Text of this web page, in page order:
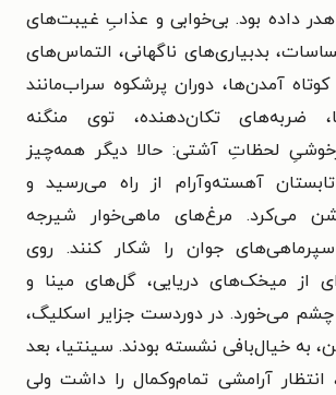
داده بود. بی‌خوابی و عذابِ غیبت‌های
بدبیاری‌های ناگهانی، التماس‌های
کوتاه آمدن‌ها، دوران پرشکوه سراب‌مانند
ضربه‌های تکان‌دهنده، توی منگنه
لحظاتِ آشتی: حالا دیگر همه‌چیز
آهسته‌وآرام از راه می‌رسید و
می‌کرد. مرغ‌های ماهی‌خوار شیرجه
جوان را شکار کنند. روی
از میخک‌های دریایی، گل‌های مینا و
چشم می‌خورد. در دوردست جزایر اسکلیگ،
به خیال‌بافی نشسته بودند. سینتیا، بعد
انتظار آرامشی تمام‌وکمال را داشت ولی